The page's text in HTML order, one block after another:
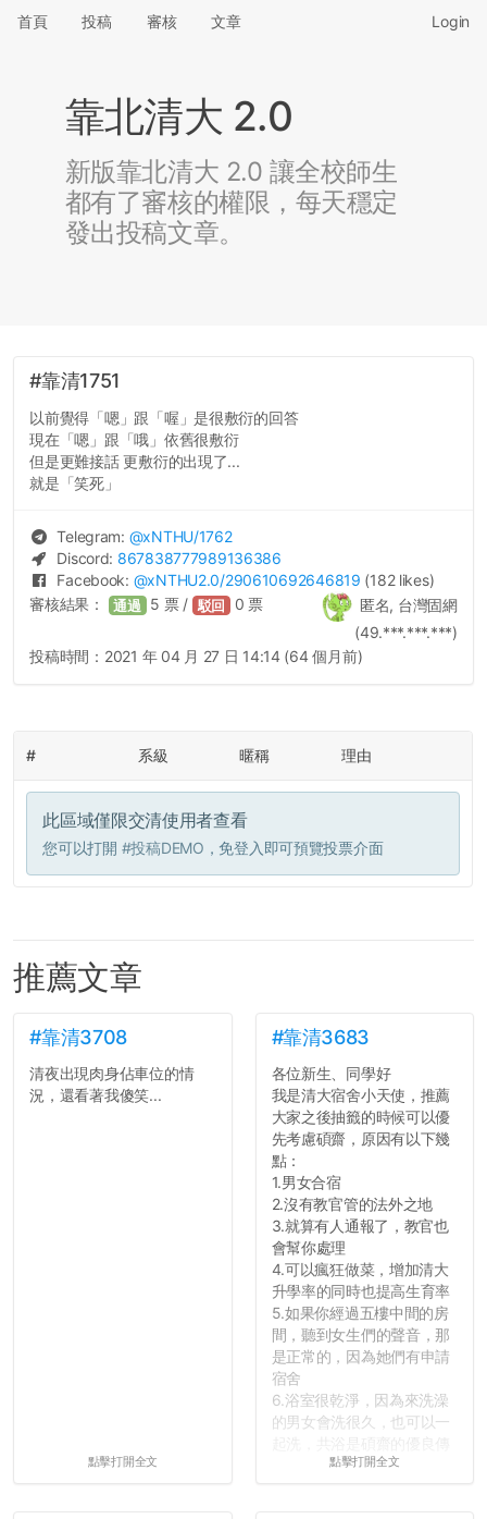
首頁 投稿 審核 文章 Login
靠北清大 2.0
新版靠北清大 2.0 讓全校師生
都有了審核的權限，每天穩定
發出投稿文章。
#靠清1751
以前覺得「嗯」跟「喔」是很敷衍的回答
現在「嗯」跟「哦」依舊很敷衍
但是更難接話 更敷衍的出現了...
就是「笑死」
Telegram: @xNTHU/1762
Discord: 867838777989136386
Facebook: @xNTHU2.0/290610692646819 (182 likes)
匿名, 台灣固網
(49.***.***.***)
審核結果： 通過 5 票 / 駁回 0 票
投稿時間： 2021 年 04 月 27 日 14:14 (64 個月前)
# 系級 暱稱 理由
此區域僅限交清使用者查看
您可以打開 #投稿DEMO ，免登入即可預覽投票介面
推薦文章
#靠清3708
清夜出現肉身佔車位的情
況，還看著我傻笑...
點擊打開全文
#靠清3683
各位新生、同學好
我是清大宿舍小天使，推薦
大家之後抽籤的時候可以優
先考慮碩齋，原因有以下幾
點：
1.男女合宿
2.沒有教官管的法外之地
3.就算有人通報了，教官也
會幫你處理
4.可以瘋狂做菜，增加清大
升學率的同時也提高生育率
5.如果你經過五樓中間的房
間，聽到女生們的聲音，那
是正常的，因為她們有申請
宿舍
6.浴室很乾淨，因為來洗澡
的男女會洗很久，也可以一
點擊打開全文